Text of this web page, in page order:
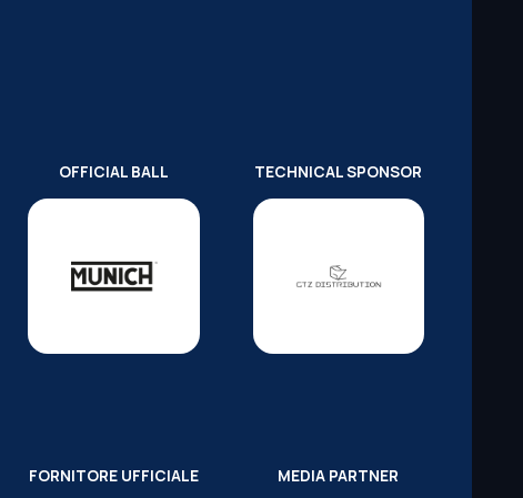
OFFICIAL BALL TECHNICAL SPONSOR
FORNITORE UFFICIALE MEDIA PARTNER